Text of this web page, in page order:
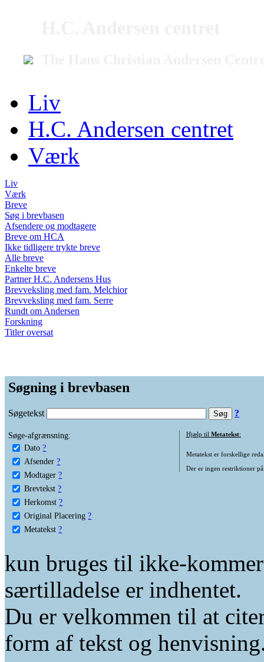
Liv
H.C. Andersen centret
Værk
Liv
Værk
Breve
Søg i brevbasen
Afsendere og modtagere
Breve om HCA
Ikke tidligere trykte breve
Alle breve
Enkelte breve
Partner H.C. Andersens Hus
Brevveksling med fam. Melchior
Brevveksling med fam. Serre
Rundt om Andersen
Forskning
Titler oversat
Søgning i brevbasen
Søgetekst ?
Søge-afgrænsning:
Dato ?
Afsender ?
Modtager ?
Brevtekst ?
Herkomst ?
Original Placering ?
Metatekst ?
Hjælp til Metatekst:
Metatekst er forskellige
Der er ingen restriktioner
kun bruges til ikke-
særtilladelse er indhentet.
Du er velkommen til at
form af tekst og